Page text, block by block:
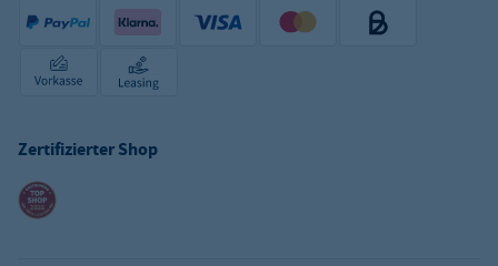
Zertifizierter Shop